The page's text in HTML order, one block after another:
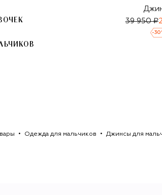
39 950 ₽
-30
Одежда для мальчиков Джинсы для